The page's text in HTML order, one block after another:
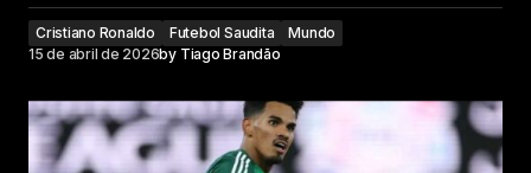
Cristiano Ronaldo Futebol Saudita
Mundo
15 de abril de 2026by Tiago Brandão